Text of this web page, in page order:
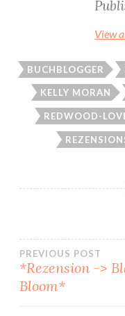
View
BUCHBLOGGER
KELLY MORAN
REDWOOD-
PREVIOUS POST
*Rezension ->
Bloom*